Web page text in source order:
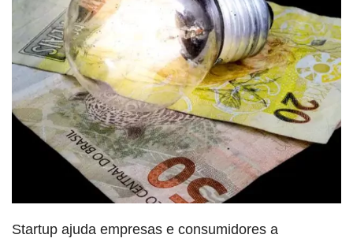
Startup ajuda empresas e consumidores a